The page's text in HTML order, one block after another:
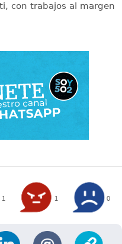
con trabajos al margen
1 1 0